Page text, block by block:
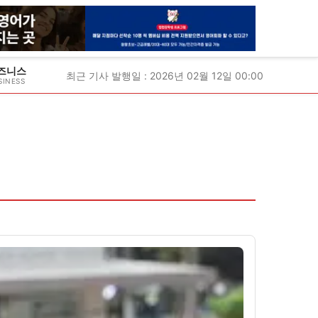
니스 최근 기사 발행일 : 2026년 02월 12일 00:00